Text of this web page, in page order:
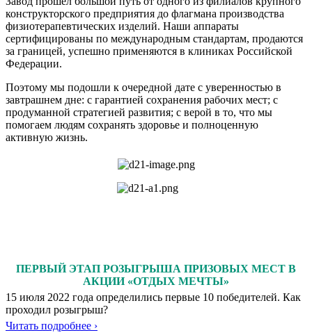
конструкторского предприятия до флагмана производства
физиотерапевтических изделий. Наши аппараты
сертифицированы по международным стандартам, продаются
за границей, успешно применяются в клиниках Российской
Федерации.
Поэтому мы подошли к очередной дате с уверенностью в
завтрашнем дне: с гарантией сохранения рабочих мест; с
продуманной стратегией развития; с верой в то, что мы
помогаем людям сохранять здоровье и полноценную
активную жизнь.
ПЕРВЫЙ ЭТАП РОЗЫГРЫША ПРИЗОВЫХ МЕСТ В
АКЦИИ «ОТДЫХ МЕЧТЫ»
15 июля 2022 года определились первые 10 победителей. Как
проходил розыгрыш?
Читать подробнее ›